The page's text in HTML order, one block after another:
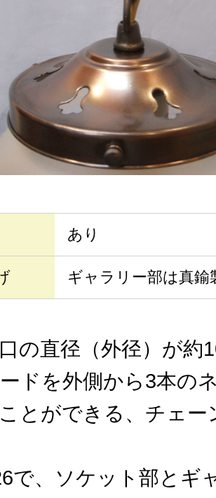
あり
ギャラリー部は真鍮
の直径（外径）が約
ドを外側から3本の
とができる、チェー
で、ソケット部とギ